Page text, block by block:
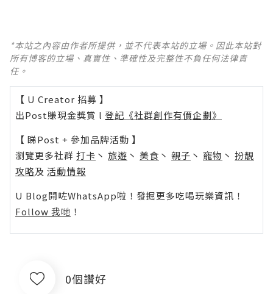
*本站之內容由作者所提供，並不代表本站的立場。因此本站對
所有博客的立場、真實性、準確性及完整性不負任何法律責
任。
【 U Creator 招募 】
出Post賺現金獎賞 l 登記《社群創作有價企劃》
【 睇Post + 參加品牌活動 】
瀏覽更多社群 打卡 丶 旅遊 丶 美食 丶 親子 丶 寵物 丶 扮靚
攻略及 活動情報
U Blog開咗WhatsApp啦！發掘更多吃喝玩樂資訊！
Follow 我哋 ！
0個讚好